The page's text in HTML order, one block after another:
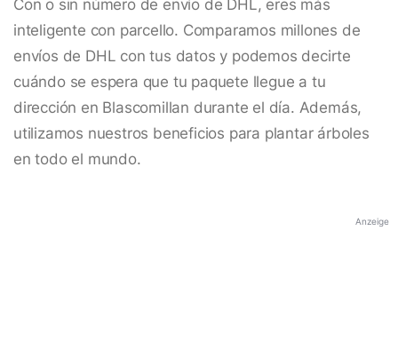
Con o sin número de envío de DHL, eres más
inteligente con parcello. Comparamos millones de
envíos de DHL con tus datos y podemos decirte
cuándo se espera que tu paquete llegue a tu
dirección en Blascomillan durante el día. Además,
utilizamos nuestros beneficios para plantar árboles
en todo el mundo.
Anzeige